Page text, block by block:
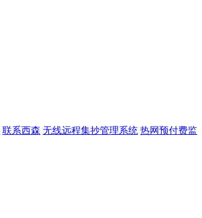
联系西森 无线远程集抄管理系统 热网预付费监